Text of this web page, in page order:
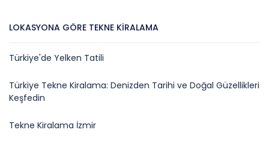
LOKASYONA GÖRE TEKNE KIRALAMA
Türkiye'de Yelken Tatili
Türkiye Tekne Kiralama: Denizden Tarihi ve Doğal Güzellikleri
Keşfedin
Tekne Kiralama İzmir